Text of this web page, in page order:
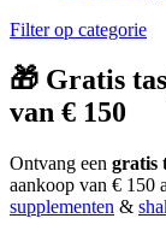
Filter op categorie
🎁 Gratis
van € 150
Ontvang een gratis
aankoop van € 150
supplementen &